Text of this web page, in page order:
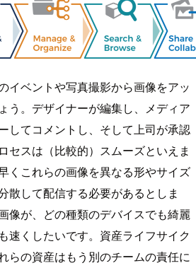
イベントや写真撮影から画像をアッ
う。デザイナーが編集し、メディア
してコメントし、そして上司が承認
セスは（比較的）スムーズといえま
くこれらの画像を異なる形やサイズ
散して配信する必要があるとしま
像が、どの種類のデバイスでも綺麗
速くしたいです。資産ライフサイク
らの資産はもう別のチームの責任に